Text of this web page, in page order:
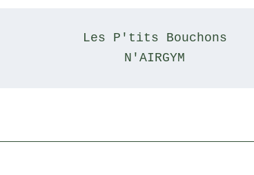
Les P'tits Bouchons
N'AIRGYM